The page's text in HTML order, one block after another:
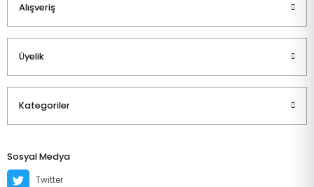
Alışveriş
Üyelik
Kategoriler
Sosyal Medya
Twitter